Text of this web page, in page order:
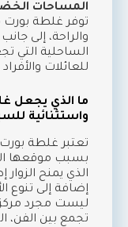
المساحات
توفر غلطة
والراحة، إلى
الساحلية التي
للعائلات
ما الذي يجعل
واستثنائية
تعتبر غلطة
بسبب موقعها
الذي يمنح الزوار
إضافة إلى تنوع
ليست مجرد
تجمع بين الفن،